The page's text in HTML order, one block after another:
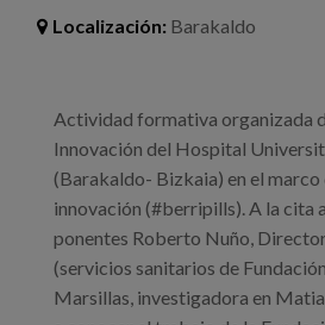
Localización: Barakaldo
Actividad formativa organizada
Innovación del Hospital
(Barakaldo- Bizkaia) en el marco
innovación (#berripills). A la cita
ponentes Roberto Nuño,
(servicios sanitarios de
Marsillas, investigadora en